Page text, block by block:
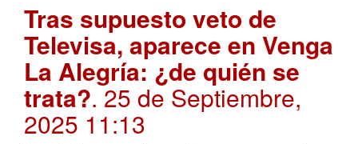
Tras supuesto veto de
Televisa, aparece en Venga
La Alegría: ¿de quién se
trata?. 25 de Septiembre,
2025 11:13